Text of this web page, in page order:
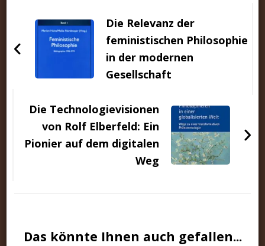
Die Relevanz der
feministischen Philosophie
in der modernen
Gesellschaft
Die Technologievisionen
von Rolf Elberfeld: Ein
Pionier auf dem digitalen
Weg
Das könnte Ihnen auch gefallen...